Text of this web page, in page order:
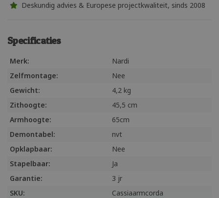
Deskundig advies & Europese projectkwaliteit, sinds 2008
Specificaties
Merk:
Nardi
Zelfmontage:
Nee
Gewicht:
4,2 kg
Zithoogte:
45,5 cm
Armhoogte:
65cm
Demontabel:
nvt
Opklapbaar:
Nee
Stapelbaar:
Ja
Garantie:
3 jr
SKU:
Cassiaarmcorda